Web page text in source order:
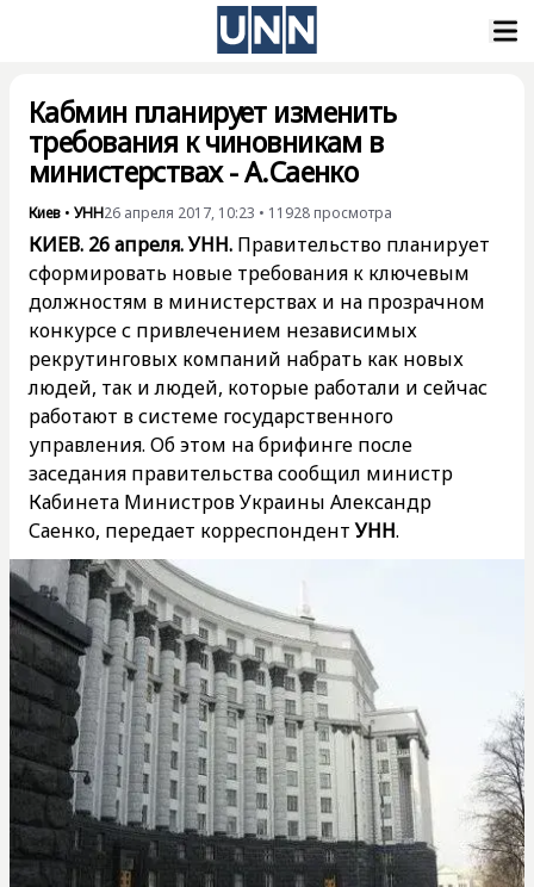
Кабмин планирует изменить
требования к чиновникам в
министерствах - А.Саенко
Киев • УНН26 апреля 2017, 10:23 • 11928 просмотра
КИЕВ. 26 апреля. УНН. Правительство планирует
сформировать новые требования к ключевым
должностям в министерствах и на прозрачном
конкурсе с привлечением независимых
рекрутинговых компаний набрать как новых
людей, так и людей, которые работали и сейчас
работают в системе государственного
управления. Об этом на брифинге после
заседания правительства сообщил министр
Кабинета Министров Украины Александр
Саенко, передает корреспондентУНН.